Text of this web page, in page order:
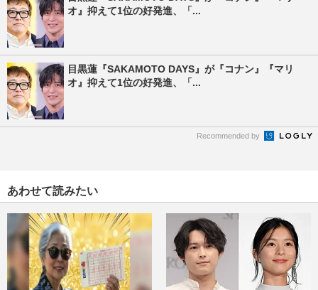
オ』抑えて1位の好発進、「...
目黒蓮『SAKAMOTO DAYS』が『コナン』『マリ
オ』抑えて1位の好発進、「...
Recommended by
あわせて読みたい